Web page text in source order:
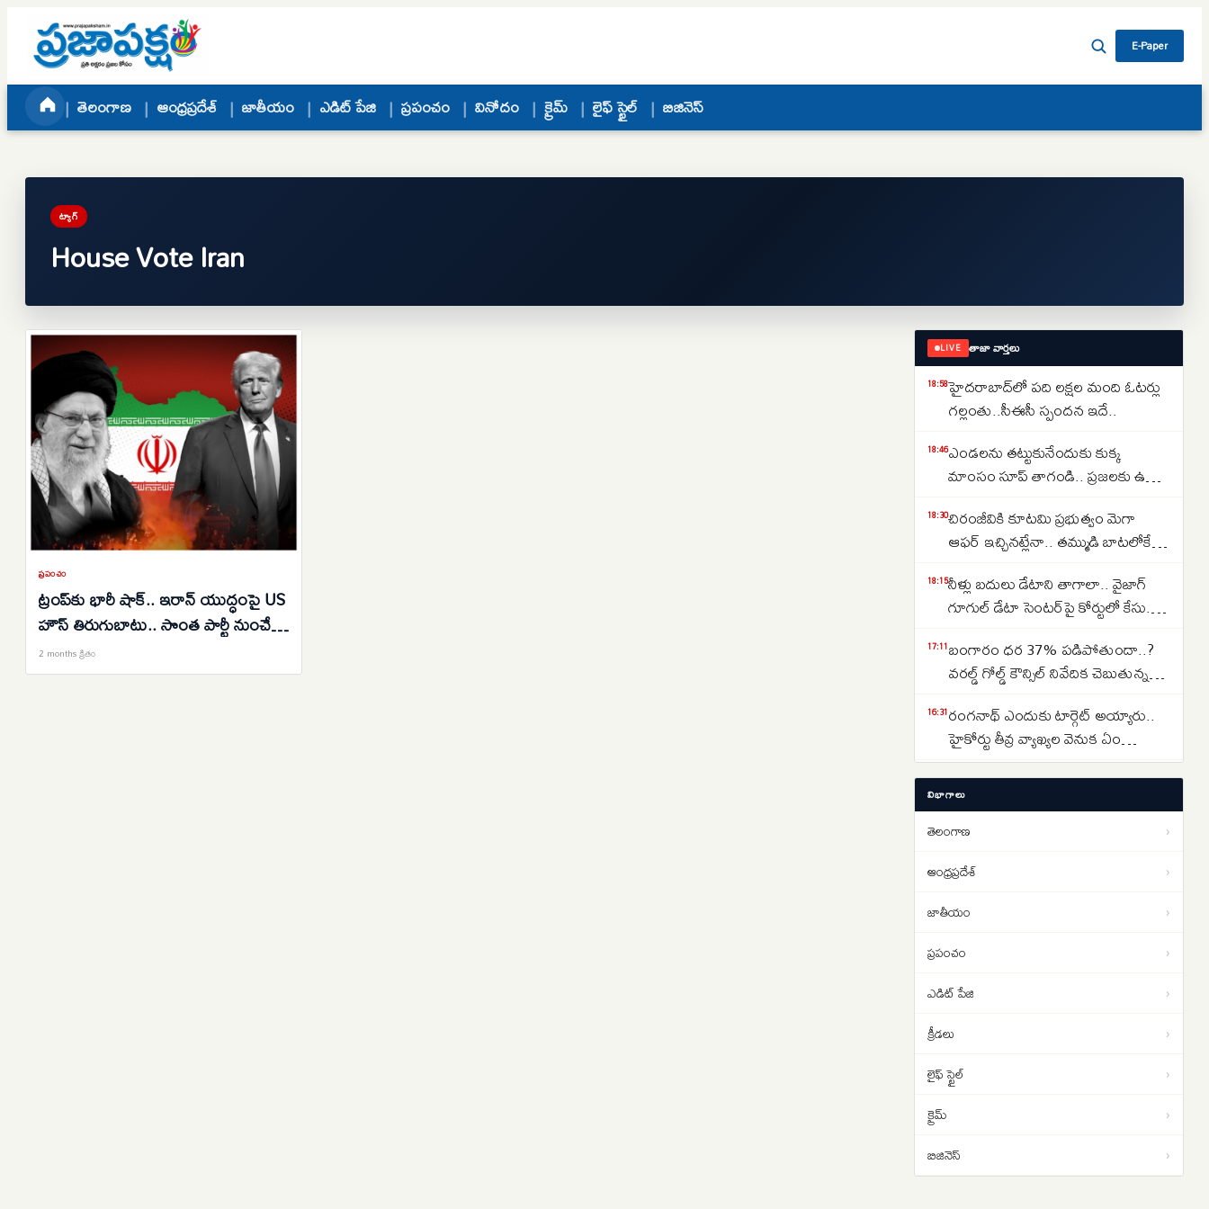
Skip to content
E-Paper
తెలంగాణ ఆంధ్రప్రదేశ్ జాతీయం ఎడిట్ పేజి ప్రపంచం వినోదం క్రైమ్ లైఫ్ స్టైల్ బిజినెస్
ట్యాగ్
House Vote Iran
ప్రపంచం
ట్రంప్‌కు భారీ షాక్.. ఇరాన్ యుద్ధంపై US
హౌస్ తిరుగుబాటు.. సొంత పార్టీ నుంచే
ఎదురుదెబ్బ..
2 months క్రితం
LIVE తాజా వార్తలు
18:58హైదరాబాద్‌లో పది లక్షల మంది ఓటర్లు
గల్లంతు..సీఈసీ స్పందన ఇదే..
18:46ఎండలను తట్టుకునేందుకు కుక్క
మాంసం సూప్ తాగండి.. ప్రజలకు ఉత్తర
18:30చిరంజీవికి కూటమి ప్రభుత్వం మెగా
ఆఫర్ ఇచ్చినట్లేనా.. తమ్ముడి బాటలోకే
18:15నీళ్లు బదులు డేటాని తాగాలా.. వైజాగ్
గూగుల్ డేటా సెంటర్‌పై కోర్టులో కేసు..
17:11బంగారం ధర 37% పడిపోతుందా..?
వరల్డ్ గోల్డ్ కౌన్సిల్ నివేదిక చెబుతున్న
16:31రంగనాథ్ ఎందుకు టార్గెట్ అయ్యారు..
హైకోర్టు తీవ్ర వ్యాఖ్యల వెనుక ఏం
జరిగింది?
14:37తెలంగాణలో రూ. 40 వేల కోట్ల రైల్వే
ప్రాజెక్టులు ఫాస్ట్ ట్రాక్.. కాని ఒకటే
సమస్య..అదేంటంటే..
క్షుద్ర పూజలకు బలయ్యేదెవరు..
మూఢనమ్మకాల మధ్య వేడెక్కిన
విభాగాలు
తెలంగాణ ›
ఆంధ్రప్రదేశ్ ›
జాతీయం ›
ప్రపంచం ›
ఎడిట్ పేజి ›
క్రీడలు ›
లైఫ్ స్టైల్ ›
క్రైమ్ ›
బిజినెస్ ›